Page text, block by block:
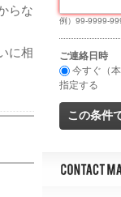
例）99-9999-
ご連絡日時
今すぐ（
指定する
らな
に相